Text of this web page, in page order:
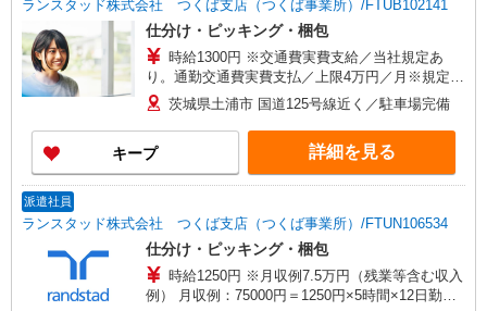
ランスタッド株式会社 つくば支店（つくば事業所）/FTUB102141
仕分け・ピッキング・梱包
時給1300円 ※交通費実費支給／当社規定あ
り。通勤交通費実費支払／上限4万円／月※規定あ
り 茨城県土浦市 国道125号線近く／駐車場完備
キープ 詳細を見る
派遣社員
ランスタッド株式会社 つくば支店（つくば事業所）/FTUN106534
仕分け・ピッキング・梱包
時給1250円 ※月収例7.5万円（残業等含む収入
例） 月収例：75000円＝1250円×5時間×12日勤務